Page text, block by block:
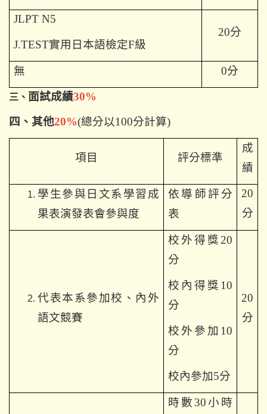
JLPT N5
J.TEST實用日本語檢定F級
20分
無 0分
三、 面試成績30%
四、其他20%(總分以100分計算)
項目 評分標準
成
績
學生參與日文系學習成
果表演發表會參與度
依導師評分
表
20
分
代表本系參加校、內外
語文競賽
校外得獎20
分
校內得獎10
分
校外參加10
分
校內參加5分
20
分
時數30小時